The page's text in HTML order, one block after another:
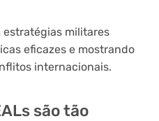
estratégias militares
eficazes e mostrando
internacionais.
são tão